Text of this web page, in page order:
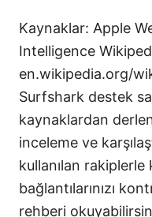
Kaynaklar: Apple
Intelligence
en.wikipedia.org/
Surfshark destek
kaynaklardan
inceleme ve
kullanılan rakiplerle
bağlantılarınızı
rehberi